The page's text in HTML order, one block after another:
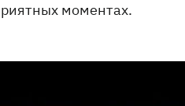
моментах.